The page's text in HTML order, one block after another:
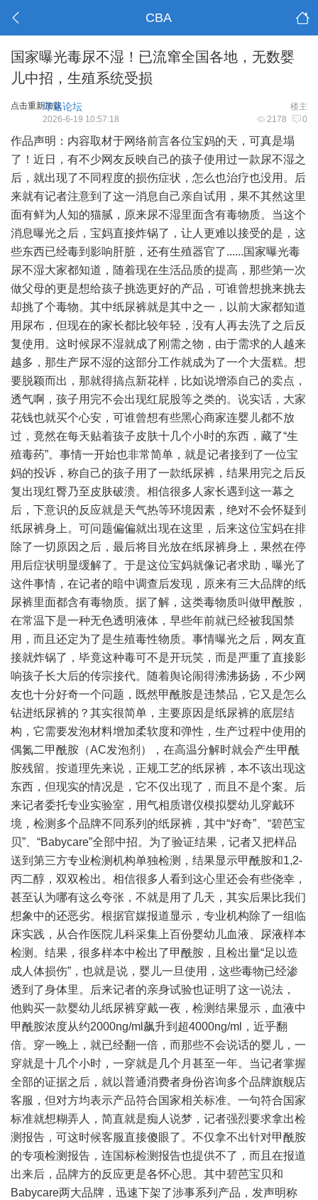
CBA
国家曝光毒尿不湿！已流窜全国各地，无数婴
儿中招，生殖系统受损
点击重新加载 楼主
球迷论坛
2178 0
2026-6-19 10:57:18
作品声明：内容取材于网络前言各位宝妈的天，可真是塌
了！近日，有不少网友反映自己的孩子使用过一款尿不湿之
后，就出现了不同程度的损伤症状，怎么也治疗也没用。后
来就有记者注意到了这一消息自己亲自试用，果不其然这里
面有鲜为人知的猫腻，原来尿不湿里面含有毒物质。当这个
消息曝光之后，宝妈直接炸锅了，让人更难以接受的是，这
些东西已经毒到影响肝脏，还有生殖器官了......国家曝光毒
尿不湿大家都知道，随着现在生活品质的提高，那些第一次
做父母的更是想给孩子挑选更好的产品，可谁曾想挑来挑去
却挑了个毒物。其中纸尿裤就是其中之一，以前大家都知道
用尿布，但现在的家长都比较年轻，没有人再去洗了之后反
复使用。这时候尿不湿就成了刚需之物，由于需求的人越来
越多，那生产尿不湿的这部分工作就成为了一个大蛋糕。想
要脱颖而出，那就得搞点新花样，比如说增添自己的卖点，
透气啊，孩子用完不会出现红屁股等之类的。说实话，大家
花钱也就买个心安，可谁曾想有些黑心商家连婴儿都不放
过，竟然在每天贴着孩子皮肤十几个小时的东西，藏了“生
殖毒药”。事情一开始也非常简单，就是记者接到了一位宝
妈的投诉，称自己的孩子用了一款纸尿裤，结果用完之后反
复出现红臀乃至皮肤破溃。相信很多人家长遇到这一幕之
后，下意识的反应就是天气热等环境因素，绝对不会怀疑到
纸尿裤身上。可问题偏偏就出现在这里，后来这位宝妈在排
除了一切原因之后，最后将目光放在纸尿裤身上，果然在停
用后症状明显缓解了。于是这位宝妈就像记者求助，曝光了
这件事情，在记者的暗中调查后发现，原来有三大品牌的纸
尿裤里面都含有毒物质。据了解，这类毒物质叫做甲酰胺，
在常温下是一种无色透明液体，早些年前就已经被我国禁
用，而且还定为了是生殖毒性物质。事情曝光之后，网友直
接就炸锅了，毕竟这种毒可不是开玩笑，而是严重了直接影
响孩子长大后的传宗接代。随着舆论闹得沸沸扬扬，不少网
友也十分好奇一个问题，既然甲酰胺是违禁品，它又是怎么
钻进纸尿裤的？其实很简单，主要原因是纸尿裤的底层结
构，它需要发泡材料增加柔软度和弹性，生产过程中使用的
偶氮二甲酰胺（AC发泡剂），在高温分解时就会产生甲酰
胺残留。按道理先来说，正规工艺的纸尿裤，本不该出现这
东西，但现实的情况是，它不仅出现了，而且不是个案。后
来记者委托专业实验室，用气相质谱仪模拟婴幼儿穿戴环
境，检测多个品牌不同系列的纸尿裤，其中“好奇”、“碧芭宝
贝”、“Babycare”全部中招。为了验证结果，记者又把样品
送到第三方专业检测机构单独检测，结果显示甲酰胺和1,2-
丙二醇，双双检出。相信很多人看到这心里还会有些侥幸，
甚至认为哪有这么夸张，不就是用了几天，其实后果比我们
想象中的还恶劣。根据官媒报道显示，专业机构除了一组临
床实践，从合作医院儿科采集上百份婴幼儿血液、尿液样本
检测。结果，很多样本中检出了甲酰胺，且检出量“足以造
成人体损伤”，也就是说，婴儿一旦使用，这些毒物已经渗
透到了身体里。后来记者的亲身试验也证明了这一说法，
他购买一款婴幼儿纸尿裤穿戴一夜，检测结果显示，血液中
甲酰胺浓度从约2000ng/ml飙升到超4000ng/ml，近乎翻
倍。穿一晚上，就已经翻一倍，而那些不会说话的婴儿，一
穿就是十几个小时，一穿就是几个月甚至一年。当记者掌握
全部的证据之后，就以普通消费者身份咨询多个品牌旗舰店
客服，但对方均表示产品符合国家相关标准。一句符合国家
标准就想糊弄人，简直就是痴人说梦，记者强烈要求拿出检
测报告，可这时候客服直接傻眼了。不仅拿不出针对甲酰胺
的专项检测报告，连国标检测报告也提供不了，而且在报道
出来后，品牌方的反应更是各怀心思。其中碧芭宝贝和
Babycare两大品牌，迅速下架了涉事系列产品，发声明称